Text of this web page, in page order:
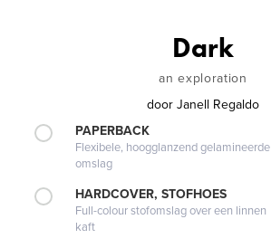
Dark
an exploration
door Janell Regaldo
PAPERBACK
Flexibele, hoogglanzend gelamineerde
omslag
HARDCOVER, STOFHOES
Full-colour stofomslag over een linnen
kaft